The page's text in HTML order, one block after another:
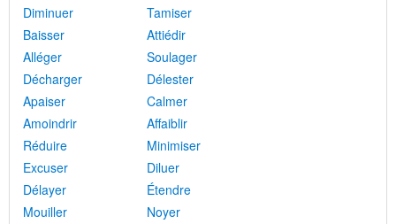
Diminuer
Tamiser
Baisser
Attiédir
Alléger
Soulager
Décharger
Délester
Apaiser
Calmer
Amoindrir
Affaiblir
Réduire
Minimiser
Excuser
Diluer
Délayer
Étendre
Mouiller
Noyer